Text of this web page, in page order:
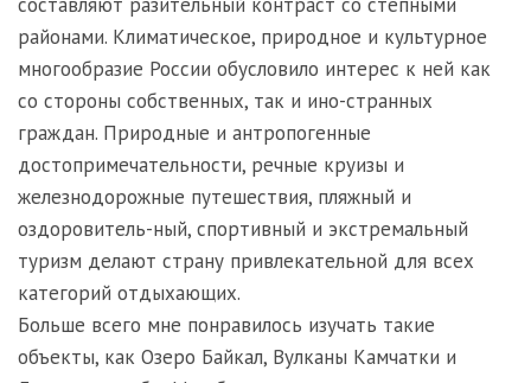
районами. Климатическое, природное и культурное
многообразие России обусловило интерес к ней как
со стороны собственных, так и ино-странных
граждан. Природные и антропогенные
достопримечательности, речные круизы и
железнодорожные путешествия, пляжный и
оздоровитель-ный, спортивный и экстремальный
туризм делают страну привлекательной для всех
категорий отдыхающих.
Больше всего мне понравилось изучать такие
объекты, как Озеро Байкал, Вулканы Камчатки и